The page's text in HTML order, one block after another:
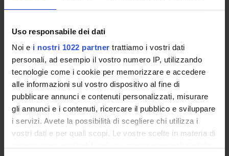
Uso responsabile dei dati
Noi e i nostri 1022 partner trattiamo i vostri dati
personali, ad esempio il vostro numero IP, utilizzando
tecnologie come i cookie per memorizzare e accedere
alle informazioni sul vostro dispositivo al fine di
pubblicare annunci e contenuti personalizzati, misurare
gli annunci e i contenuti, ricercare il pubblico e sviluppare
i servizi. Avete la possibilità di scegliere chi utilizza i
vostri dati e per quali scopi. Le vostre scelte in materia di
OFFERTA FORMATIVA
CORSI DI STUDIO
DOTTORATI DI RICERCA E FORMAZIONE
SUPERIORE
Contatti
Persone